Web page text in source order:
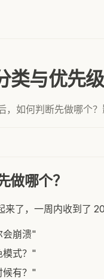
类与优先级
，如何判断先做哪个
做哪个？
了，一周内收到了 20
会崩溃"
模式？"
候有？"